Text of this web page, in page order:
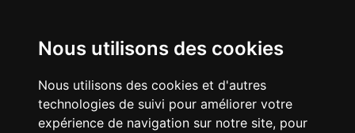
Nous utilisons des cookies
Nous utilisons des cookies et d'autres
technologies de suivi pour améliorer votre
expérience de navigation sur notre site, pour
CHANEL 25 HANDBAG FENDI SPRING SUMMER
25 SHOW